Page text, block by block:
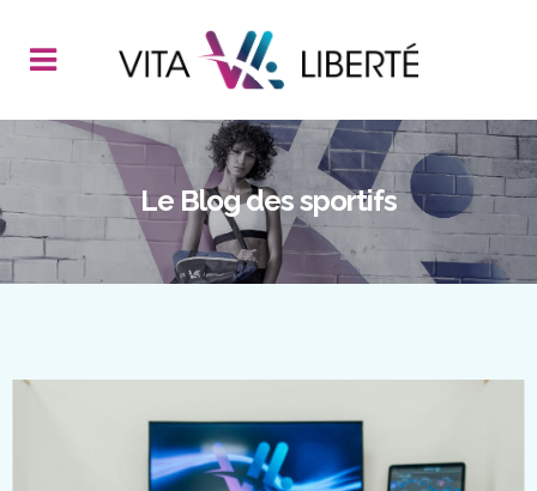
Le Blog des sportifs